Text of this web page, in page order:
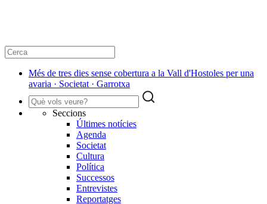
​Més de tres dies sense cobertura a la Vall d'Hostoles per una
avaria · Societat · Garrotxa
Seccions
Últimes notícies
Agenda
Societat
Cultura
Política
Successos
Entrevistes
Reportatges